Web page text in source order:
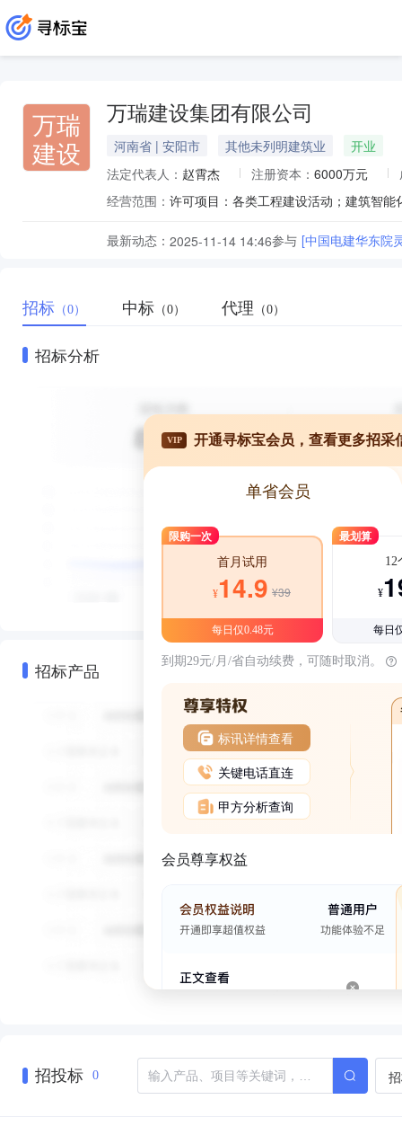
万瑞
建设
万瑞建设集团有限公司
河南省 | 安阳市 其他未列明建筑业
开业
法定代表人： 赵霄杰 注册资本： 6000万元
经营范围：
最新动态： 2025-11-14 14:46参与 [中国电建华东院
招标 （0） 中标 （0） 代理 （0）
招标分析
招标产品
VIP 开通寻标宝会员，查看更多招采
单省会员
限购一次
首月试用
¥14.9 ¥39
每日仅0.48元
最划算
12
¥
每日
到期29元/月/省自动续费，可随时取消。
标讯详情查看
关键电话直连
甲方分析查询
会员尊享权益
招投标 0